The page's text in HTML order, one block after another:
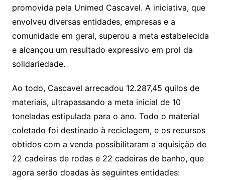
promovida pela Unimed Cascavel. A iniciativa, que
envolveu diversas entidades, empresas e a
comunidade em geral, superou a meta estabelecida
e alcançou um resultado expressivo em prol da
solidariedade.
Ao todo, Cascavel arrecadou 12.287,45 quilos de
materiais, ultrapassando a meta inicial de 10
toneladas estipulada para o ano. Todo o material
coletado foi destinado à reciclagem, e os recursos
obtidos com a venda possibilitaram a aquisição de
22 cadeiras de rodas e 22 cadeiras de banho, que
agora serão doadas às seguintes entidades: